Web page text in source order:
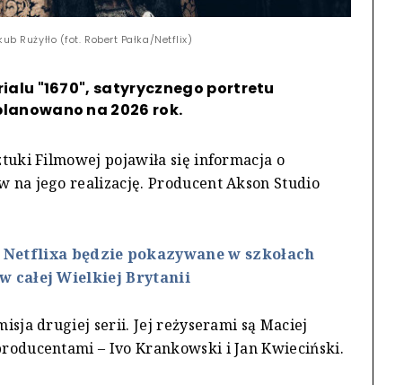
Rużyłło (fot. Robert Pałka/Netflix)
"1670", satyrycznego portretu
na 2026 rok.
Filmowej pojawiła się informacja o
na jego realizację. Producent Akson Studio
będzie pokazywane w szkołach
całej Wielkiej Brytanii
drugiej serii. Jej reżyserami są Maciej
– Ivo Krankowski i Jan Kwieciński.